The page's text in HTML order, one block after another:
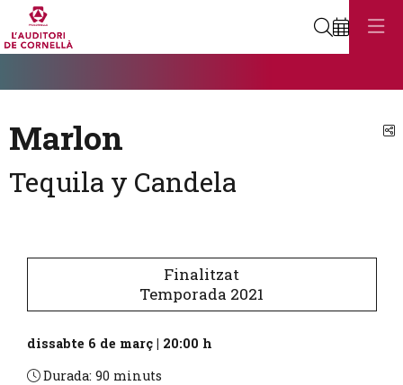
Cerca
Marlon
Tequila y Candela
Finalitzat
Temporada 2021
dissabte 6 de març| 20:00 h
Durada:90 minuts